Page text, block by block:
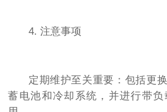
4. 注意事项
定期维护至关重要：包括更
蓄电池和冷却系统，并进行带